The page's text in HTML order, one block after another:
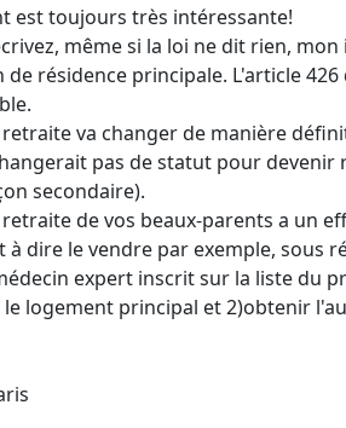
est toujours très intéressante!
même si la loi ne dit rien,
résidence principale. L'article
va changer de manière
pas de statut pour devenir
secondaire).
de vos beaux-parents a un
à dire le vendre par exemple, sous
expert inscrit sur la liste du
logement principal et 2)obtenir